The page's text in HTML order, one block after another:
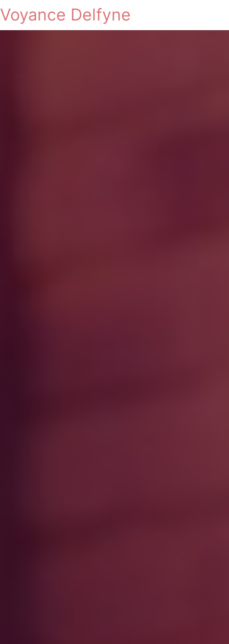
Voyance Delfyne